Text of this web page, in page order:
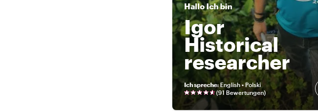
HalloIch bin
Igor
Historical
researcher
Ich spreche:English • Polski
(91 Bewertungen)